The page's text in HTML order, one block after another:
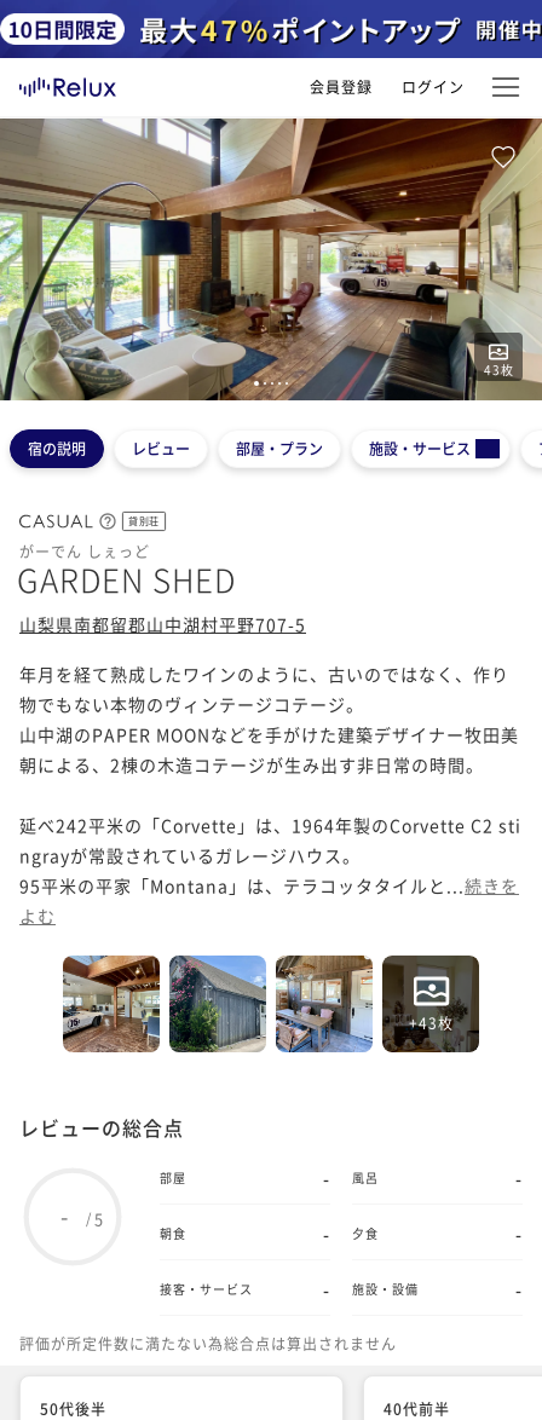
会員登録 ログイン
43枚
12345
宿の説明 レビュー 部屋・プラン 施設・サービス
貸別荘
がーでん しぇっど
GARDEN SHED
山梨県南都留郡山中湖村平野707-5
年月を経て熟成したワインのように、古いのではなく、作り
物でもない本物のヴィンテージコテージ。
山中湖のPAPER MOONなどを手がけた建築デザイナー牧田美
朝による、2棟の木造コテージが生み出す非日常の時間。
延べ242平米の「Corvette」は、1964年製のCorvette C2 sti
ngrayが常設されているガレージハウス。
95平米の平家「Montana」は、テラコッタタイルと... 続きを
よむ
+43枚
レビューの総合点
- /5
部屋 - 風呂 -
朝食 - 夕食 -
接客・サービス - 施設・設備 -
評価が所定件数に満たない為総合点は算出されません
50代後半
40代前半